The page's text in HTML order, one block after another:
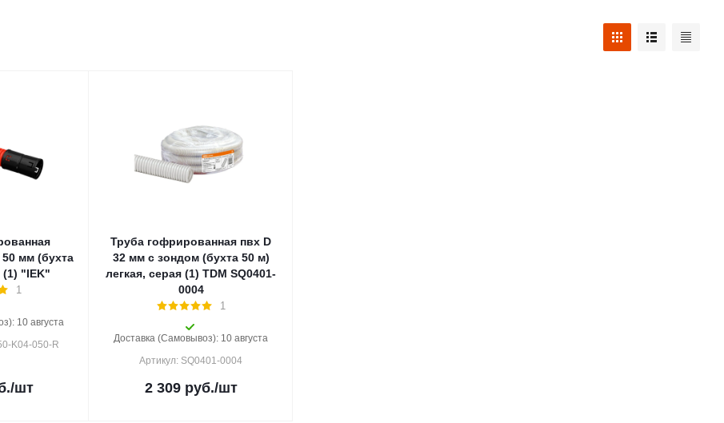
50 мм (бухта
(1) "IEK"
1
10 августа
K04-050-R
/шт
Труба гофрированная пвх D
32 мм с зондом (бухта 50 м)
легкая, серая (1) TDM SQ0401-
0004
1
Доставка (Самовывоз): 10 августа
Артикул: SQ0401-0004
2 309руб./шт